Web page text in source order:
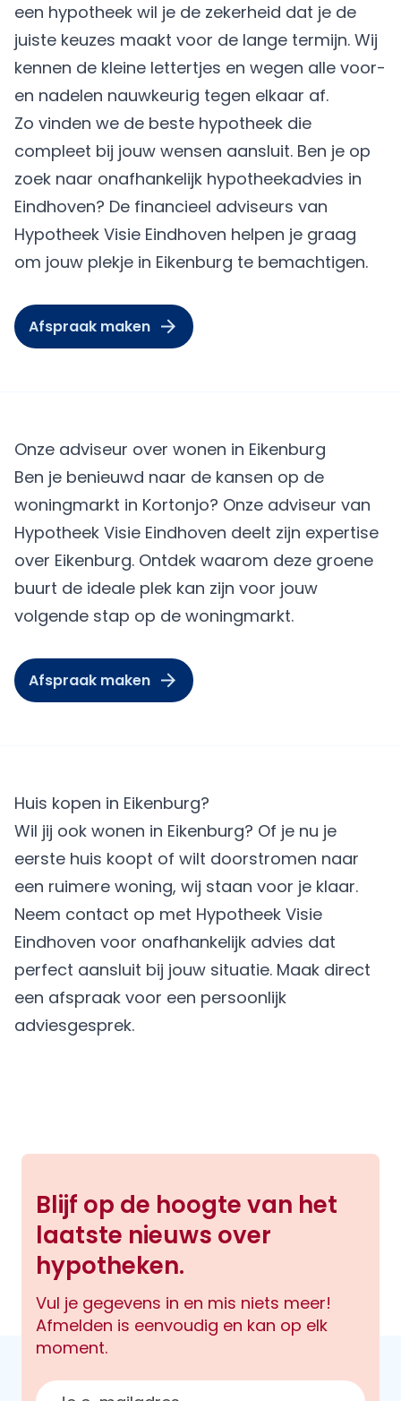
een hypotheek wil je de zekerheid dat je de
juiste keuzes maakt voor de lange termijn. Wij
kennen de kleine lettertjes en wegen alle voor-
en nadelen nauwkeurig tegen elkaar af.
Zo vinden we de beste hypotheek die
compleet bij jouw wensen aansluit. Ben je op
zoek naar onafhankelijk hypotheekadvies in
Eindhoven? De financieel adviseurs van
Hypotheek Visie Eindhoven helpen je graag
om jouw plekje in Eikenburg te bemachtigen.
Afspraak maken
Onze adviseur over wonen in Eikenburg
Ben je benieuwd naar de kansen op de
woningmarkt in Kortonjo? Onze adviseur van
Hypotheek Visie Eindhoven deelt zijn expertise
over Eikenburg. Ontdek waarom deze groene
buurt de ideale plek kan zijn voor jouw
volgende stap op de woningmarkt.
Afspraak maken
Huis kopen in Eikenburg?
Wil jij ook wonen in Eikenburg? Of je nu je
eerste huis koopt of wilt doorstromen naar
een ruimere woning, wij staan voor je klaar.
Neem contact op met Hypotheek Visie
Eindhoven voor onafhankelijk advies dat
perfect aansluit bij jouw situatie. Maak direct
een afspraak voor een persoonlijk
adviesgesprek.
Blijf op de hoogte van het
laatste nieuws over
hypotheken.
Vul je gegevens in en mis niets meer!
Afmelden is eenvoudig en kan op elk
moment.
E-mailadres